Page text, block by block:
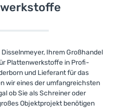
Ihrem Großhandel
Plattenwerkstoffe in Profi-
und Lieferant für das
wir eines der umfangreichsten
ob Sie als Schreiner oder
Objektprojekt benötigen